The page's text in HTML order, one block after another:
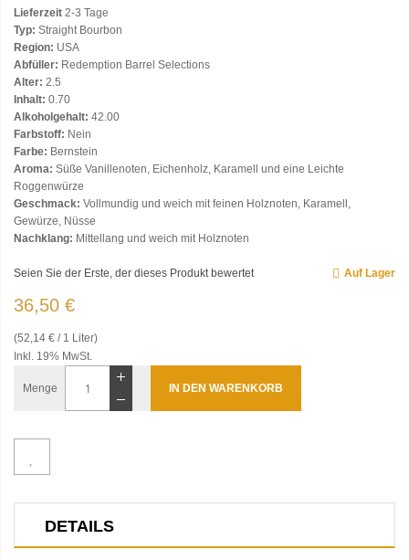
Lieferzeit 2-3 Tage
Typ: Straight Bourbon
Region: USA
Abfüller: Redemption Barrel Selections
Alter: 2.5
Inhalt: 0.70
Alkoholgehalt: 42.00
Farbstoff: Nein
Farbe: Bernstein
Aroma: Süße Vanillenoten, Eichenholz, Karamell und eine Leichte
Roggenwürze
Geschmack: Vollmundig und weich mit feinen Holznoten, Karamell,
Gewürze, Nüsse
Nachklang: Mittellang und weich mit Holznoten
Auf Lager
Seien Sie der Erste, der dieses Produkt bewertet
36,50 €
(52,14 € / 1 Liter)
Inkl. 19% MwSt.
Menge IN DEN WARENKORB
DETAILS